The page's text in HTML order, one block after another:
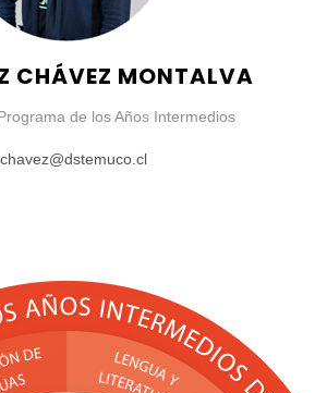
CHÁVEZ MONTALVA
de los Años Intermedios